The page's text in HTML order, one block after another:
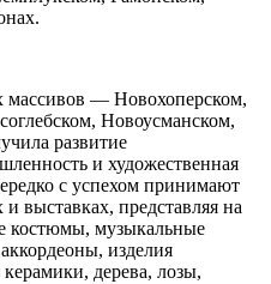
массивов — Новохоперском,
Новоусманском,
развитие
и художественная
с успехом принимают
выставках, представляя на
костюмы, музыкальные
изделия
дерева, лозы,